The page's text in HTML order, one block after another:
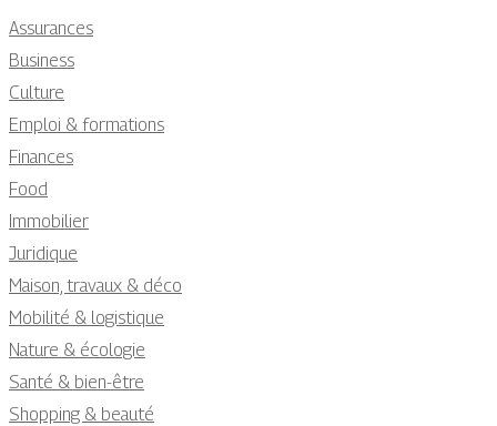
Assurances
Business
Culture
Emploi & formations
Finances
Food
Immobilier
Juridique
Maison, travaux & déco
Mobilité & logistique
Nature & écologie
Santé & bien-être
Shopping & beauté